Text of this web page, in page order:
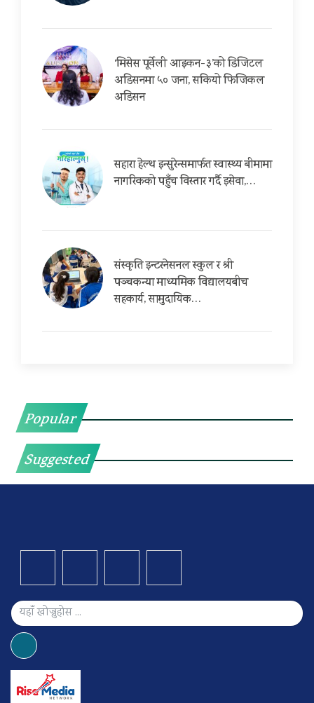
‘मिसेस पूर्वेली आइकन-३’को डिजिटल
अडिसनमा ५० जना, सकियो फिजिकल
अडिसन
सहारा हेल्थ इन्सुरेन्समार्फत स्वास्थ्य बीमामा
नागरिकको पहुँच विस्तार गर्दै इसेवा,…
संस्कृति इन्टरनेसनल स्कुल र श्री
पञ्चकन्या माध्यमिक विद्यालयबीच
सहकार्य, सामुदायिक…
Popular
Suggested